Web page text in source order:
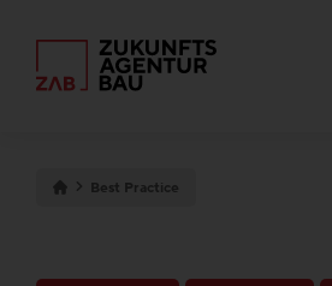
Best Practice